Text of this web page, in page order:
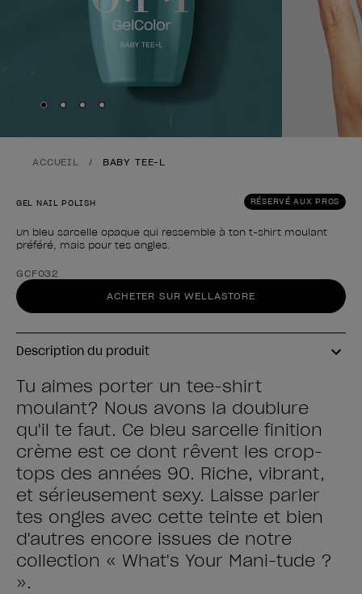
Skip to slide
Skip to slide
Skip to slide
Skip to slide
ACCUEIL BABY TEE-L
RÉSERVÉ AUX PROS
GEL NAIL POLISH
Un bleu sarcelle opaque qui ressemble à ton t-shirt moulant
préféré, mais pour tes ongles.
Forme du produit
GCF032
ACHETER SUR WELLASTORE
Description du produit
Tu aimes porter un tee-shirt
moulant? Nous avons la doublure
qu'il te faut. Ce bleu sarcelle finition
crème est ce dont rêvent les crop-
tops des années 90. Riche, vibrant,
et sérieusement sexy. Laisse parler
tes ongles avec cette teinte et bien
d'autres encore issues de notre
collection « What's Your Mani-tude ?
».